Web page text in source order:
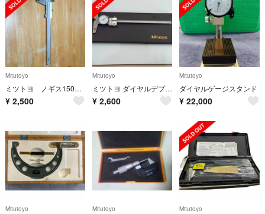
Mitutoyo
ミツトヨ ノギス150ミリ
¥ 2,500
Mitutoyo
ミツトヨ ダイヤルデプスゲージ 200mm
¥ 2,600
Mitutoyo
ダイヤルゲージスタンド
¥ 22,000
Mitutoyo Mitutoyo Mitutoyo